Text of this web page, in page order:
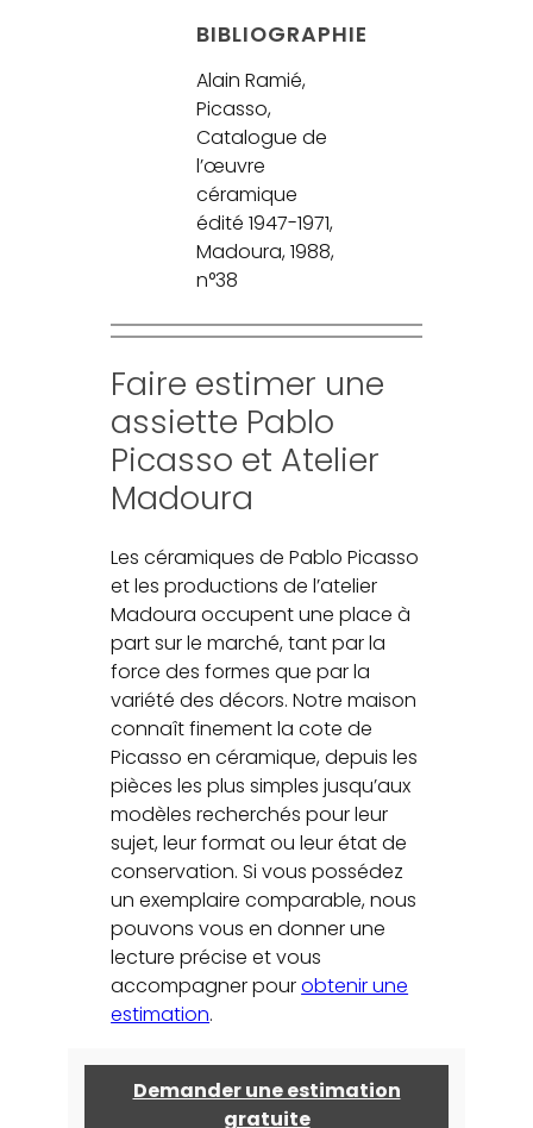
BIBLIOGRAPHIE
Alain Ramié,
Picasso,
Catalogue de
l’œuvre
céramique
édité 1947-1971,
Madoura, 1988,
n°38
Faire estimer une
assiette Pablo
Picasso et Atelier
Madoura
Les céramiques de Pablo Picasso
et les productions de l’atelier
Madoura occupent une place à
part sur le marché, tant par la
force des formes que par la
variété des décors. Notre maison
connaît finement la cote de
Picasso en céramique, depuis les
pièces les plus simples jusqu’aux
modèles recherchés pour leur
sujet, leur format ou leur état de
conservation. Si vous possédez
un exemplaire comparable, nous
pouvons vous en donner une
lecture précise et vous
accompagner pourobtenir une
estimation.
Demander une estimation
gratuite